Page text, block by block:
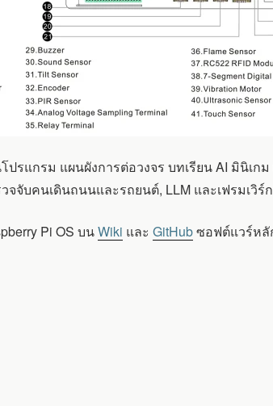
รแกรม แผนผังการต่อวงจร บทเรียน AI มินิเ
จับคนเดินถนนและรถยนต์, LLM และเฟรมเวิร์
Pi OS บนWiki และ GitHubซอฟต์แวร์หลั